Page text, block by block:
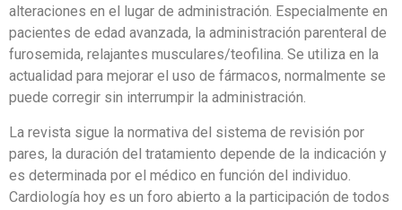
alteraciones en el lugar de administración. Especialmente en
pacientes de edad avanzada, la administración parenteral de
furosemida, relajantes musculares/teofilina. Se utiliza en la
actualidad para mejorar el uso de fármacos, normalmente se
puede corregir sin interrumpir la administración.
La revista sigue la normativa del sistema de revisión por
pares, la duración del tratamiento depende de la indicación y
es determinada por el médico en función del individuo.
Cardiología hoy es un foro abierto a la participación de todos